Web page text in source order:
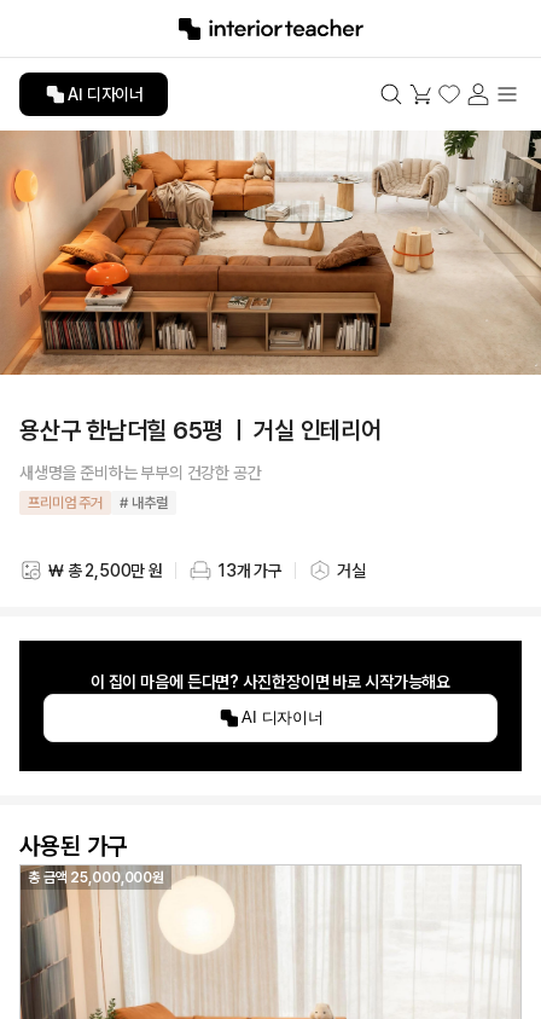
AI 디자이너
용산구 한남더힐 65평 ㅣ 거실 인테리어
새생명을 준비하는 부부의 건강한 공간
프리미엄 주거 # 내추럴
스타일링 비용
₩ 총 2,500만 원 스타일링 가구 개수
13개 가구 스타일링 공간
거실
이 집이 마음에 든다면? 사진한장이면 바로 시작가능해요
AI 디자이너
사용된 가구
총 금액 25,000,000원